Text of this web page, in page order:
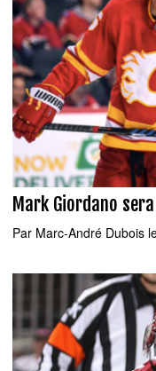
Mark Giordano sera
Par Marc-André Dubois